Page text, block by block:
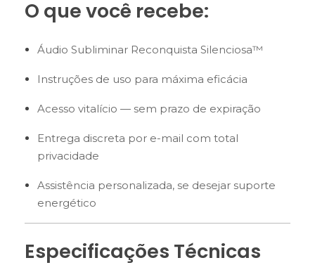
O que você recebe:
Áudio Subliminar Reconquista Silenciosa™
Instruções de uso para máxima eficácia
Acesso vitalício — sem prazo de expiração
Entrega discreta por e-mail com total
privacidade
Assistência personalizada, se desejar suporte
energético
Especificações Técnicas